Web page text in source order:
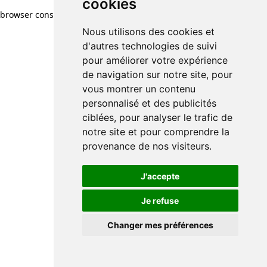
cookies
Nous utilisons des cookies et
d'autres technologies de suivi
pour améliorer votre expérience
de navigation sur notre site, pour
vous montrer un contenu
personnalisé et des publicités
ciblées, pour analyser le trafic de
notre site et pour comprendre la
provenance de nos visiteurs.
J'accepte
Je refuse
Changer mes préférences
cookies
Nous utilisons des cookies et
d'autres technologies de suivi
pour améliorer votre expérience
de navigation sur notre site, pour
vous montrer un contenu
personnalisé et des publicités
ciblées, pour analyser le trafic de
notre site et pour comprendre la
provenance de nos visiteurs.
J'accepte
Je refuse
Changer mes préférences
browser console for more information)